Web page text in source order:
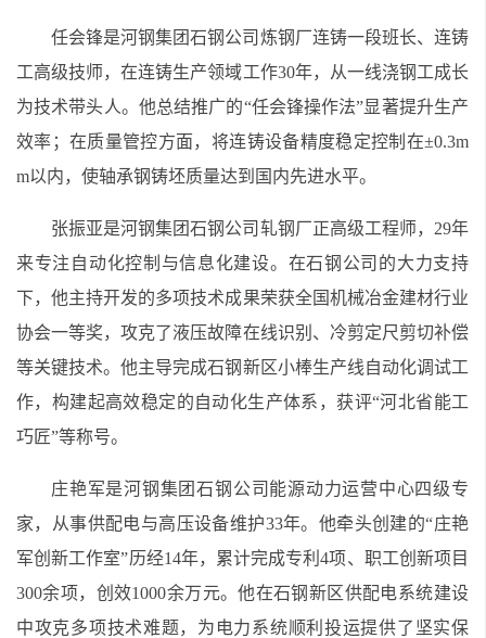
任会锋是河钢集团石钢公司炼钢厂连铸一段班长、连铸
工高级技师，在连铸生产领域工作30年，从一线浇钢工成长
为技术带头人。他总结推广的“任会锋操作法”显著提升生产
效率；在质量管控方面，将连铸设备精度稳定控制在±0.3m
m以内，使轴承钢铸坯质量达到国内先进水平。
张振亚是河钢集团石钢公司轧钢厂正高级工程师，29年
来专注自动化控制与信息化建设。在石钢公司的大力支持
下，他主持开发的多项技术成果荣获全国机械冶金建材行业
协会一等奖，攻克了液压故障在线识别、冷剪定尺剪切补偿
等关键技术。他主导完成石钢新区小棒生产线自动化调试工
作，构建起高效稳定的自动化生产体系，获评“河北省能工
巧匠”等称号。
庄艳军是河钢集团石钢公司能源动力运营中心四级专
家，从事供配电与高压设备维护33年。他牵头创建的“庄艳
军创新工作室”历经14年，累计完成专利4项、职工创新项目
300余项，创效1000余万元。他在石钢新区供配电系统建设
中攻克多项技术难题，为电力系统顺利投运提供了坚实保